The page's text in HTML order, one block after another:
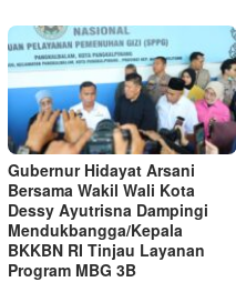
Gubernur Hidayat Arsani
Bersama Wakil Wali Kota
Dessy Ayutrisna Dampingi
Mendukbangga/Kepala
BKKBN RI Tinjau Layanan
Program MBG 3B